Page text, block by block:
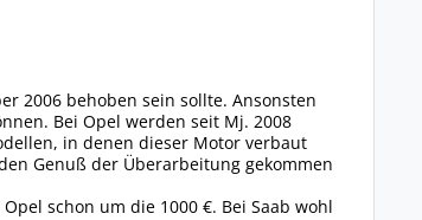
2006 behoben sein sollte. Ansonsten
Bei Opel werden seit Mj. 2008
in denen dieser Motor verbaut
Genuß der Überarbeitung gekommen
schon um die 1000 €. Bei Saab wohl